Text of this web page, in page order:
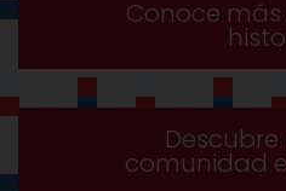
Conoce
comunidad